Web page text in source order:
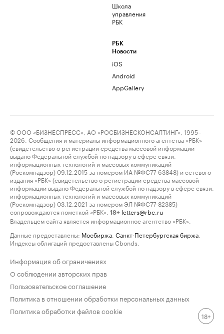
Школа
управления
РБК
РБК
Новости
iOS
Android
AppGallery
© ООО «БИЗНЕСПРЕСС», АО «РОСБИЗНЕСКОНСАЛТИНГ», 1995–
2026. Сообщения и материалы информационного агентства «РБК»
(свидетельство о регистрации средства массовой информации
выдано Федеральной службой по надзору в сфере связи,
информационных технологий и массовых коммуникаций
(Роскомнадзор) 09.12.2015 за номером ИА №ФС77-63848) и сетевого
издания «РБК» (свидетельство о регистрации средства массовой
информации выдано Федеральной службой по надзору в сфере связи,
информационных технологий и массовых коммуникаций
(Роскомнадзор) 03.12.2021 за номером ЭЛ №ФС77-82385)
сопровождаются пометкой «РБК».
18+ letters@rbc.ru
Владельцем сайта является информационное агентство «РБК».
Данные предоставлены: Мосбиржа Санкт-Петербургская биржа
Индексы облигаций предоставлены Cbonds.
Информация об ограничениях
О соблюдении авторских прав
Пользовательское соглашение
Политика в отношении обработки персональных данных
Политика обработки файлов cookie
18+